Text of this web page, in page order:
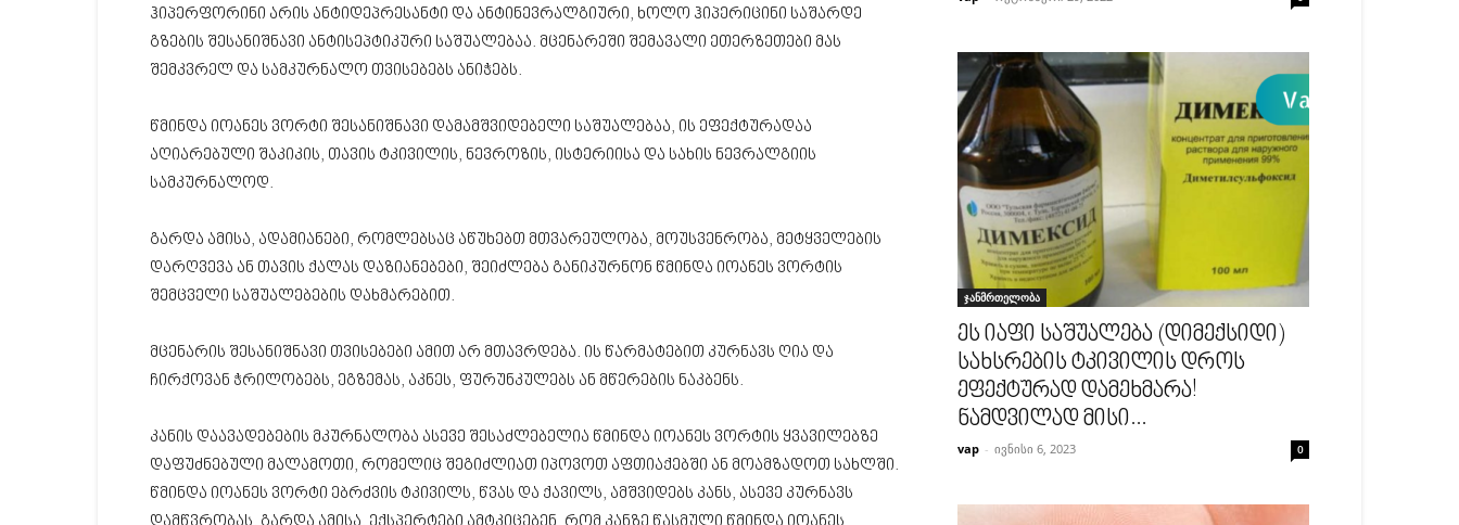
ჰიპერფორინი არის ანტიდეპრესანტი და ანტინევრალგიური, ხოლო ჰიპერიცინი საშარდე
გზების შესანიშნავი ანტისეპტიკური საშუალებაა. მცენარეში შემავალი ეთერზეთები მას
შემკვრელ და სამკურნალო თვისებებს ანიჭებს.
წმინდა იოანეს ვორტი შესანიშნავი დამამშვიდებელი საშუალებაა, ის ეფექტურადაა
აღიარებული შაკიკის, თავის ტკივილის, ნევროზის, ისტერიისა და სახის ნევრალგიის
სამკურნალოდ.
გარდა ამისა, ადამიანები, რომლებსაც აწუხებთ მთვარეულობა, მოუსვენრობა, მეტყველების
დარღვევა ან თავის ქალას დაზიანებები, შეიძლება განიკურნონ წმინდა იოანეს ვორტის
შემცველი საშუალებების დახმარებით.
მცენარის შესანიშნავი თვისებები ამით არ მთავრდება. ის წარმატებით კურნავს ღია და
ჩირქოვან ჭრილობებს, ეგზემას, აკნეს, ფურუნკულებს ან მწერების ნაკბენს.
კანის დაავადებების მკურნალობა ასევე შესაძლებელია წმინდა იოანეს ვორტის ყვავილებზე
დაფუძნებული მალამოთი, რომელიც შეგიძლიათ იპოვოთ აფთიაქებში ან მოამზადოთ სახლში.
წმინდა იოანეს ვორტი ებრძვის ტკივილს, წვას და ქავილს, ამშვიდებს კანს, ასევე კურნავს
ჯანმრთელობა
ეს იაფი საშუალება (დიმექსიდი)
სახსრების ტკივილის დროს
ეფექტურად დამეხმარა!
ნამდვილად მისი...
vap - ივნისი 6, 2023 0